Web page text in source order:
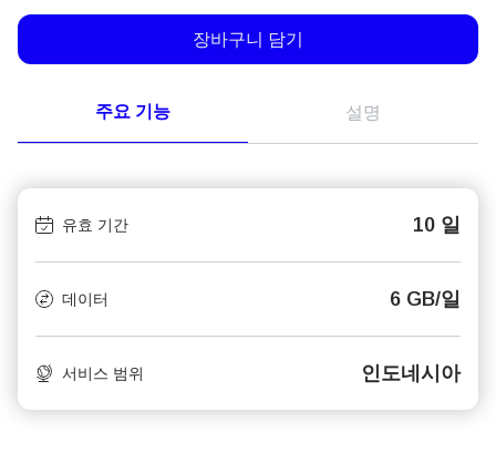
장바구니 담기
주요 기능 설명
유효 기간 10 일
데이터 6 GB/일
서비스 범위 인도네시아